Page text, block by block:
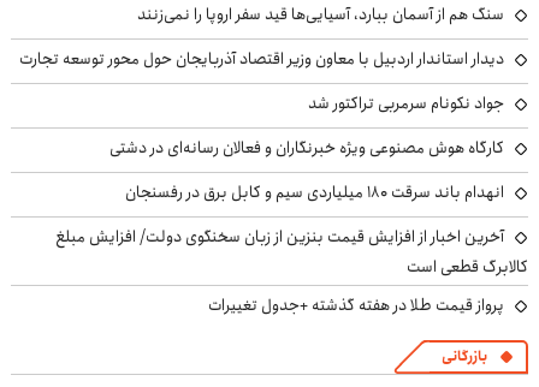
سنگ هم از آسمان ببارد، آسیایی‌ها قید سفر اروپا را نمی‌زنند
دیدار استاندار اردبیل با معاون وزیر اقتصاد آذربایجان حول محور توسعه تجارت
جواد نکونام سرمربی تراکتور شد
کارگاه هوش مصنوعی ویژه خبرنگاران و فعالان رسانه‌ای در دشتی
انهدام باند سرقت ۱۸۰ میلیاردی سیم و کابل برق در رفسنجان
آخرین اخبار از افزایش قیمت بنزین از زبان سخنگوی دولت/ افزایش مبلغ
کالابرگ قطعی است
پرواز قیمت طلا در هفته گذشته +جدول تغییرات
بازرگانی